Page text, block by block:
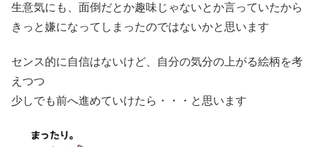
生意気にも、面倒だとか趣味じゃないとか言っていたから
きっと嫌になってしまったのではないかと思います
センス的に自信はないけど、自分の気分の上がる絵柄を考
えつつ
少しでも前へ進めていけたら・・・と思います